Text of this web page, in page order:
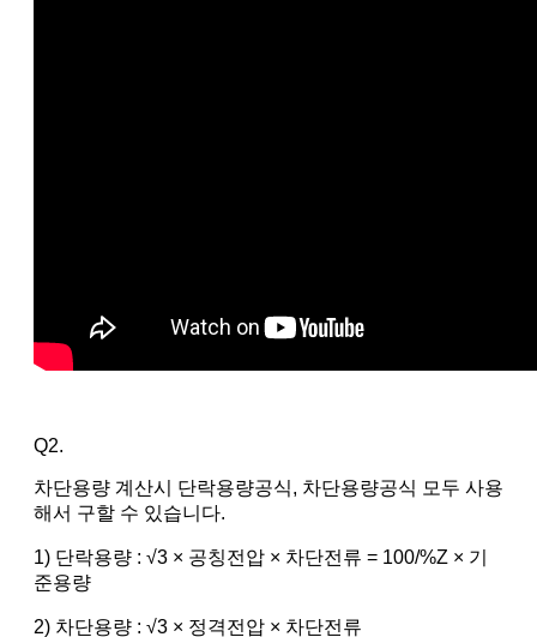
Q2.
차단용량 계산시 단락용량공식, 차단용량공식 모두 사용
해서 구할 수 있습니다.
1) 단락용량 : √3 × 공칭전압 × 차단전류 = 100/%Z × 기
준용량
2) 차단용량 : √3 × 정격전압 × 차단전류